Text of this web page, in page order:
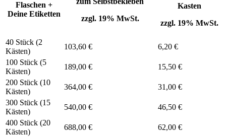
Flaschen +
Deine Etiketten
zzgl. 19% MwSt.
Kasten
zzgl. 19% MwSt.
40 Stück (2
Kästen)
103,60 €
6,20 €
100 Stück (5
Kästen)
189,00 €
15,50 €
200 Stück (10
Kästen)
364,00 €
31,00 €
300 Stück (15
Kästen)
540,00 €
46,50 €
400 Stück (20
Kästen)
688,00 €
62,00 €